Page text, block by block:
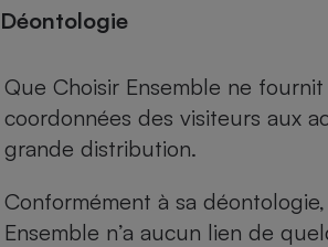
Déontologie
Que Choisir Ensemble ne
coordonnées des visiteurs aux
grande distribution.
Conformément à sa
Ensemble n’a aucun lien de